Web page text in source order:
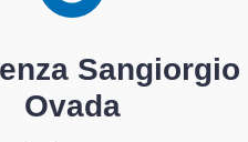
Sangiorgio
Ovada